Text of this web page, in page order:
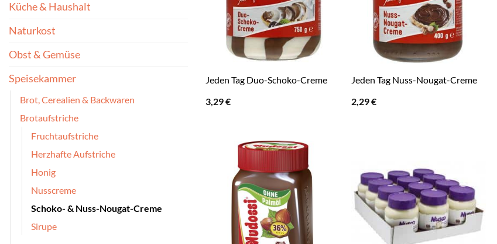
Küche & Haushalt
Naturkost
Obst & Gemüse
Speisekammer
Brot, Cerealien & Backwaren
Brotaufstriche
Fruchtaufstriche
Herzhafte Aufstriche
Honig
Nusscreme
Schoko- & Nuss-Nougat-Creme
Sirupe
Jeden Tag Duo-Schoko-Creme
3,29€
Jeden Tag Nuss-Nougat-Creme
2,29€